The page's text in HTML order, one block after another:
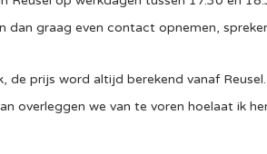
graag even contact opnemen,
de prijs word altijd berekend vanaf Reusel.
overleggen we van te voren hoelaat ik